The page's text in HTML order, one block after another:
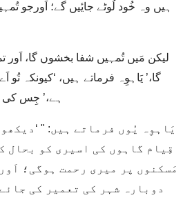
ہیں وہ خُود لُوٹے جایٔیں گے؛ اَورجو
گا،’ یَاہوِہ فرماتے ہیں، ‘کیونکہ تُو
ہے،’ جِس کی
قِیام گاہوں کی اسیری کو بحال
مَسکنوں پر میری رحمت ہوگی؛
دوبارہ شہر کی تعمیر کی